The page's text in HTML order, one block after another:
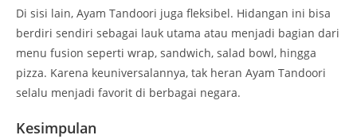
Di sisi lain, Ayam Tandoori juga fleksibel. Hidangan ini bisa
berdiri sendiri sebagai lauk utama atau menjadi bagian dari
menu fusion seperti wrap, sandwich, salad bowl, hingga
pizza. Karena keuniversalannya, tak heran Ayam Tandoori
selalu menjadi favorit di berbagai negara.
Kesimpulan